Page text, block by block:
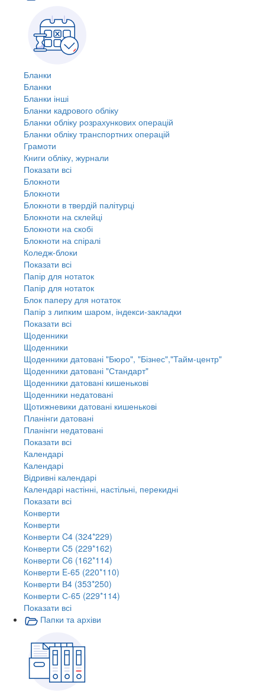
Бланки
Бланки
Бланки інші
Бланки кадрового обліку
Бланки обліку розрахункових операцій
Бланки обліку транспортних операцій
Грамоти
Книги обліку, журнали
Показати всі
Блокноти
Блокноти
Блокноти в твердій палітурці
Блокноти на склейці
Блокноти на скобі
Блокноти на спіралі
Коледж-блоки
Показати всі
Папір для нотаток
Папір для нотаток
Блок паперу для нотаток
Папір з липким шаром, індекси-закладки
Показати всі
Щоденники
Щоденники
Щоденники датовані "Бюро", "Бізнес","Тайм-центр"
Щоденники датовані "Стандарт"
Щоденники датовані кишенькові
Щоденники недатовані
Щотижневики датовані кишенькові
Планінги датовані
Планінги недатовані
Показати всі
Календарі
Календарі
Відривні календарі
Календарі настінні, настільні, перекидні
Показати всі
Конверти
Конверти
Конверти C4 (324*229)
Конверти C5 (229*162)
Конверти C6 (162*114)
Конверти E-65 (220*110)
Конверти В4 (353*250)
Конверти С-65 (229*114)
Показати всі
Папки та архіви